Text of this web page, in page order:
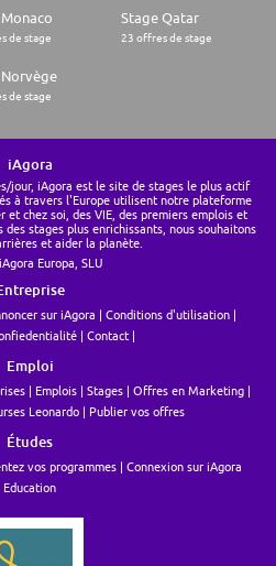
de stage
Stage Qatar
23 offres de stage
de stage
iAgora
jour, iAgora est le site de stages le plus actif
à travers l'Europe utilisent notre plateforme
chez soi, des VIE, des premiers emplois et
stages plus enrichissants, nous souhaitons
et aider la planète.
Europa, SLU
sur iAgora
Conditions d'utilisation
Contact
Emploi
Emplois Stages
Offres en Marketing
Leonardo Publier vos offres
Études
vos programmes
Connexion sur iAgora
Education